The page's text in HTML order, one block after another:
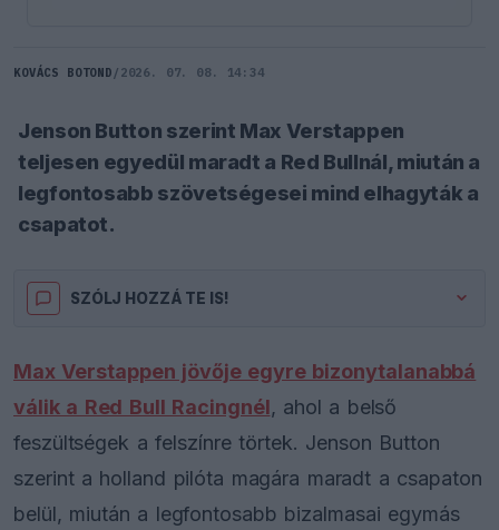
KOVÁCS BOTOND / 2026. 07. 08. 14:34
Jenson Button szerint Max Verstappen
teljesen egyedül maradt a Red Bullnál, miután a
legfontosabb szövetségesei mind elhagyták a
csapatot.
SZÓLJ HOZZÁ TE IS!
Max Verstappen jövője egyre bizonytalanabbá
válik a Red Bull Racingnél, ahol a belső
feszültségek a felszínre törtek. Jenson Button
szerint a holland pilóta magára maradt a csapaton
belül, miután a legfontosabb bizalmasai egymás